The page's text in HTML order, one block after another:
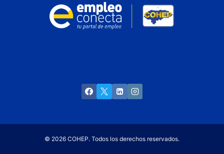
© 2026 COHEP. Todos los derechos reservados.